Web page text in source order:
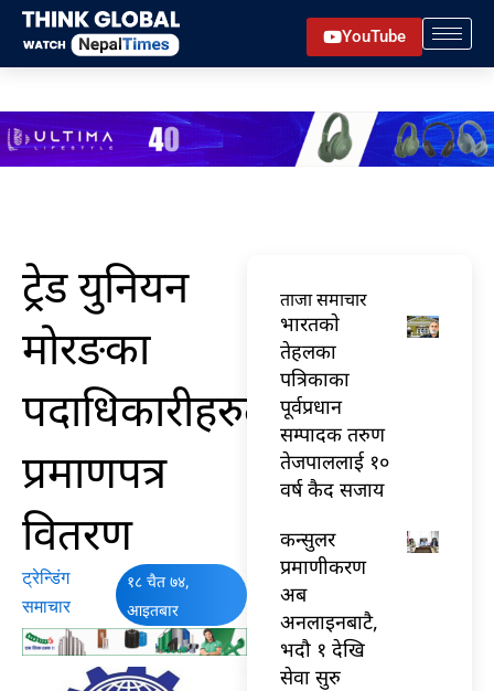
Skip
content
YouTube
ट्रेड युनियन
मोरङका
पदाधिकारीहरुलाई
प्रमाणपत्र
वितरण
ट्रेन्डिंग
समाचार
१८ चैत ७४,
आइतबार
ताजा समाचार
भारतकाे
तेहलका
पत्रिकाका
पूर्वप्रधान
सम्पादक तरुण
तेजपाललाई १०
वर्ष कैद सजाय
कन्सुलर
प्रमाणीकरण
अब
अनलाइनबाटै,
भदौ १ देखि
सेवा सुरु